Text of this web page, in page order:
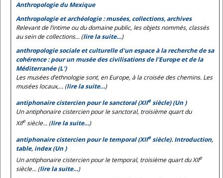
Anthropologie du Mexique
Anthropologie et archéologie : musées, collections, archives
Relevant de l’intime ou du domaine public, les objets nommés, classés
au sein de collections... (lire la suite…)
anthropologie sociale et culturelle d'un espace à la recherche de sa
cohérence : pour un musée des civilisations de l'Europe et de la
Méditerranée (L')
Les musées d’ethnologie sont, en Europe, à la croisée des chemins. Les
musées locaux,... (lire la suite…)
antiphonaire cistercien pour le sanctoral (XIIesiècle) (Un )
Un antiphonaire cistercien pour le sanctoral, troisième quart du
XIIe siècle... (lire la suite…)
antiphonaire cistercien pour le temporal (XIIesiècle). Introduction,
table, index (Un )
Un antiphonaire cistercien pour le temporal, troisième quart du XIIe
siècle... (lire la suite…)